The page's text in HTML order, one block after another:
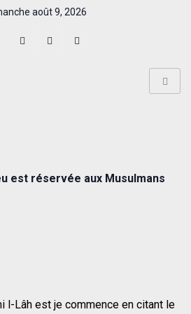
août 9, 2026
est réservée aux Musulmans
l-Lâh est je commence en citant le